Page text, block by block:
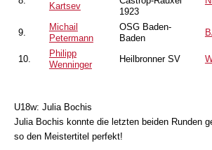
Kartsev
1923
9.
Michail
Petermann
OSG Baden-
Baden
10.
Philipp
Wenninger
Heilbronner SV
U18w: Julia Bochis
Julia Bochis konnte die letzten beiden Runden
so den Meistertitel perfekt!